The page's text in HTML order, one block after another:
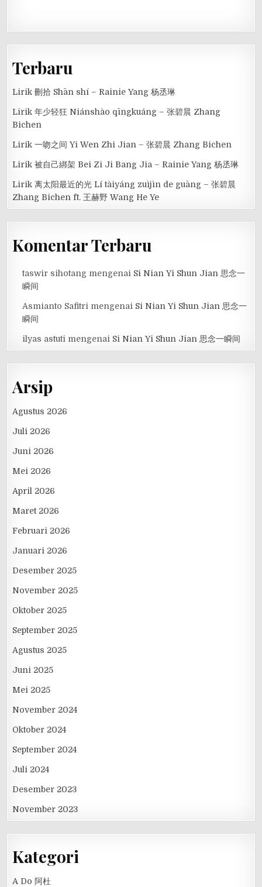
Terbaru
Lirik 刪拾 Shān shí – Rainie Yang 杨丞琳
Lirik 年少轻狂 Niánshào qīngkuáng – 张碧晨 Zhang
Bichen
Lirik 一吻之间 Yi Wen Zhi Jian – 张碧晨 Zhang Bichen
Lirik 被自己綁架 Bei Zi Ji Bang Jia – Rainie Yang 杨丞琳
Lirik 离太阳最近的光 Lí tàiyáng zuìjìn de guāng – 张碧晨
Zhang Bichen ft. 王赫野 Wang He Ye
Komentar Terbaru
taswir sihotang mengenai Si Nian Yi Shun Jian 思念一
瞬间
Asmianto Safitri mengenai Si Nian Yi Shun Jian 思念一
瞬间
ilyas astuti mengenai Si Nian Yi Shun Jian 思念一瞬间
Arsip
Agustus 2026
Juli 2026
Juni 2026
Mei 2026
April 2026
Maret 2026
Februari 2026
Januari 2026
Desember 2025
November 2025
Oktober 2025
September 2025
Agustus 2025
Juni 2025
Mei 2025
November 2024
Oktober 2024
September 2024
Juli 2024
Desember 2023
November 2023
Kategori
A Do 阿杜